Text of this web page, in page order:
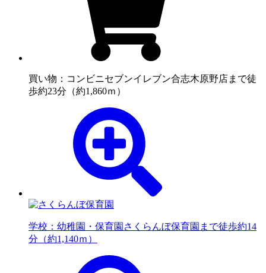
買い物：コンビニセブンイレブン合志木原野店まで徒
歩約23分（約1,860ｍ）
学校：幼稚園・保育園 さくらんぼ保育園まで徒歩約14
分（約1,140ｍ）